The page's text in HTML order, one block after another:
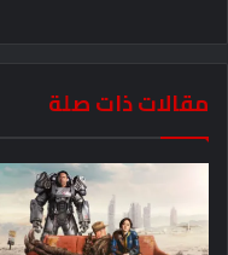
مقالات ذات صلة